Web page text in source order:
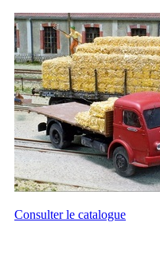
Consulter le catalogue